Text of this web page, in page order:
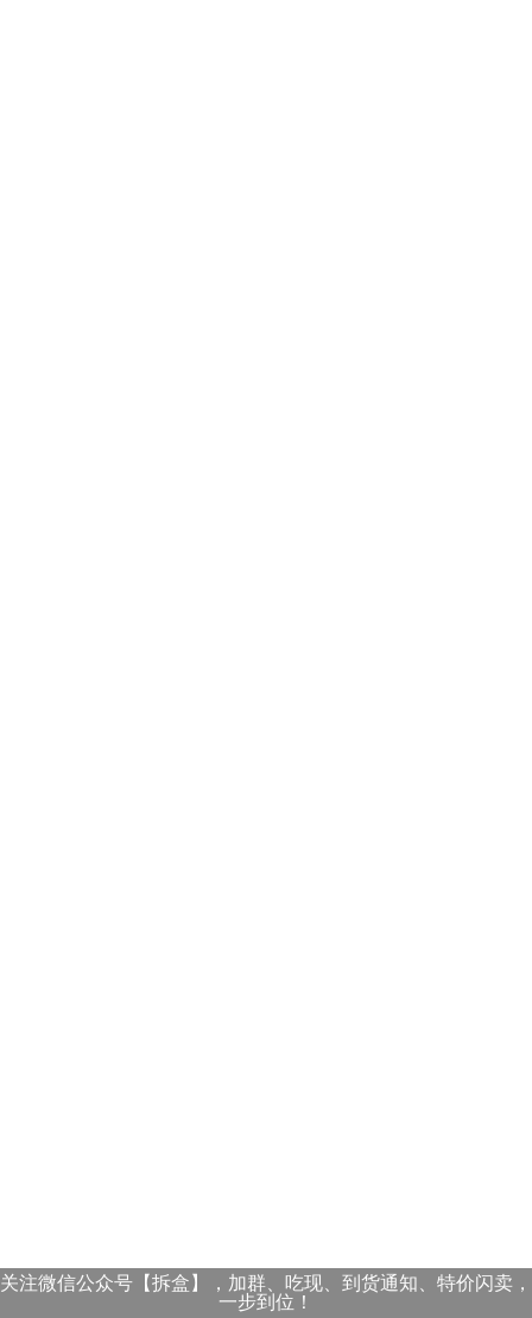
关注微信公众号【拆盒】，加群、吃现、到货通知、特价闪卖，
一步到位！